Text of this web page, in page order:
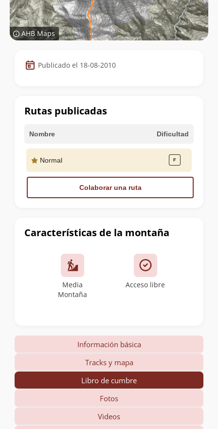
AHB Maps
Datos
de
cumbre
Publicado el 18-08-2010
Características de la montaña
Media
Montaña
Acceso libre
Rutas publicadas
Nombre Dificultad
Normal
Colaborar una ruta
Información básica
Tracks y mapa
Libro de cumbre
Fotos
Videos